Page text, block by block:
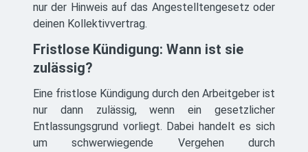
nur der Hinweis auf das Angestelltengesetz oder
deinen Kollektivvertrag.
Fristlose Kündigung: Wann ist sie
zulässig?
Eine fristlose Kündigung durch den Arbeitgeber ist
nur dann zulässig, wenn ein gesetzlicher
Entlassungsgrund vorliegt. Dabei handelt es sich
um schwerwiegende Vergehen durch